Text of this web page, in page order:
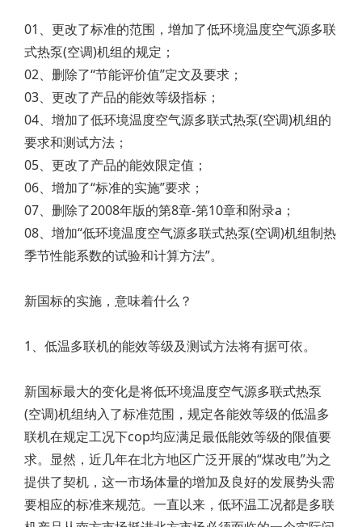
01、更改了标准的范围，增加了低环境温度空气源多联
式热泵(空调)机组的规定；
02、删除了“节能评价值”定文及要求；
03、更改了产品的能效等级指标；
04、增加了低环境温度空气源多联式热泵(空调)机组的
要求和测试方法；
05、更改了产品的能效限定值；
06、增加了“标准的实施”要求；
07、删除了2008年版的第8章-第10章和附录a；
08、增加“低环境温度空气源多联式热泵(空调)机组制热
季节性能系数的试验和计算方法”。
新国标的实施，意味着什么？
1、低温多联机的能效等级及测试方法将有据可依。
新国标最大的变化是将低环境温度空气源多联式热泵
(空调)机组纳入了标准范围，规定各能效等级的低温多
联机在规定工况下cop均应满足最低能效等级的限值要
求。显然，近几年在北方地区广泛开展的“煤改电”为之
提供了契机，这一市场体量的增加及良好的发展势头需
要相应的标准来规范。一直以来，低环温工况都是多联